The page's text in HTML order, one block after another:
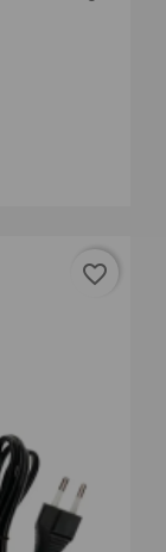
favorite_border